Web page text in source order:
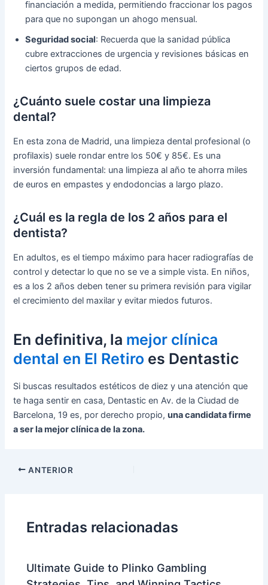
financiación a medida, permitiendo fraccionar los pagos
para que no supongan un ahogo mensual.
Seguridad social: Recuerda que la sanidad pública
cubre extracciones de urgencia y revisiones básicas en
ciertos grupos de edad.
¿Cuánto suele costar una limpieza
dental?
En esta zona de Madrid, una limpieza dental profesional (o
profilaxis) suele rondar entre los 50€ y 85€. Es una
inversión fundamental: una limpieza al año te ahorra miles
de euros en empastes y endodoncias a largo plazo.
¿Cuál es la regla de los 2 años para el
dentista?
En adultos, es el tiempo máximo para hacer radiografías de
control y detectar lo que no se ve a simple vista. En niños,
es a los 2 años deben tener su primera revisión para vigilar
el crecimiento del maxilar y evitar miedos futuros.
En definitiva, la mejor clínica
dental en El Retiro es Dentastic
Si buscas resultados estéticos de diez y una atención que
te haga sentir en casa, Dentastic en Av. de la Ciudad de
Barcelona, 19 es, por derecho propio,una candidata firme
a ser la mejor clínica de la zona.
ANTERIOR
Entradas relacionadas
Ultimate Guide to Plinko Gambling